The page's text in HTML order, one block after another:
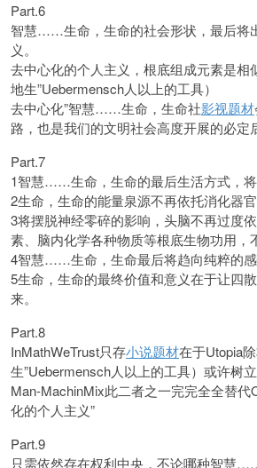
Part.6
智慧……生命，生命的社会形状，最后将
义。
去中心化的个人主义，根底组成元素是相
地生”Uebermensch人以上的工具）
去中心化”智慧……生命，生命社影视题材
路，也是我们的文明社会高度开展的必定
Part.7
1智慧……生命，生命的最后生活方式，
2生命，生命的能量泉源不再依托消化器
3将摆脱神经零碎的影响，头脑不再过度
素、脑内化学各种物质等根底生物功用，
4智慧……生命，生命最后将趋向纯粹的感
5生命，生命的最终价值和意义在于让四
来。
Part.8
InMathWeTrust只存小说题材在于Utopia
生”Uebermensch人以上的工具）或许树
Man-MachinMix此二者之一完完全全替代
化的个人主义”
Part.9
只需依然存在权利中央，不论哪种智慧